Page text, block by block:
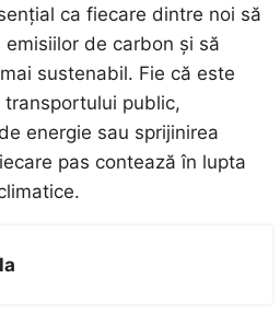
ca fiecare dintre noi să
de carbon și să
sustenabil. Fie că este
public,
energie sau sprijinirea
pas contează în lupta